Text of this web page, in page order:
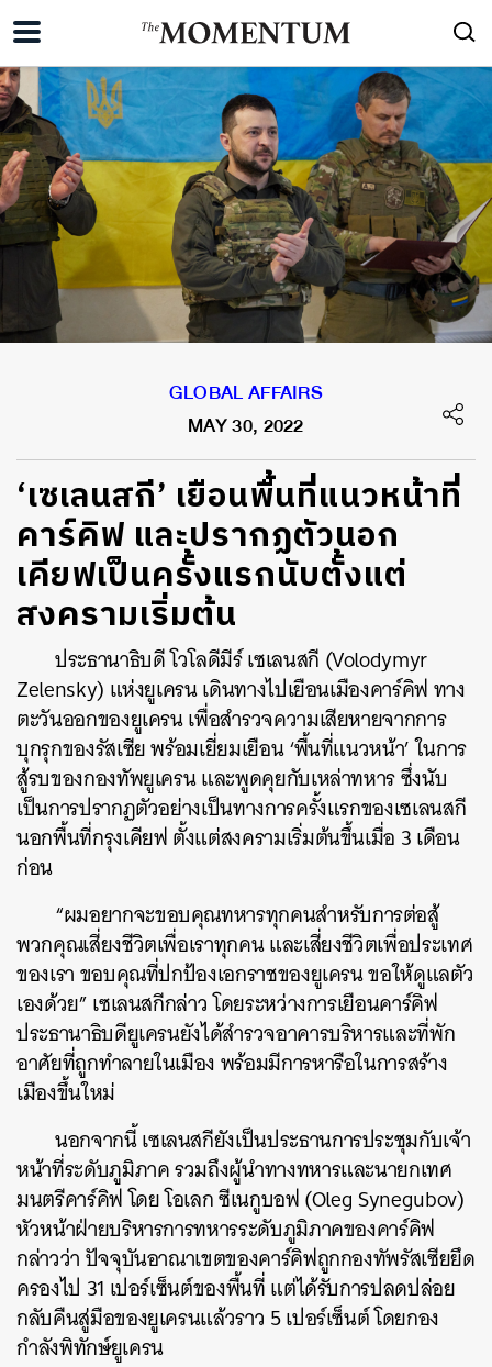
GLOBAL AFFAIRS
MAY 30, 2022
‘เซเลนสกี’ เยือนพื้นที่แนวหน้าที่
คาร์คิฟ และปรากฏตัวนอก
เคียฟเป็นครั้งแรกนับตั้งแต่
สงครามเริ่มต้น
ประธานาธิบดี โวโลดีมีร์ เซเลนสกี (Volodymyr
Zelensky) แห่งยูเครน เดินทางไปเยือนเมืองคาร์คิฟ ทาง
ตะวันออกของยูเครน เพื่อสำรวจความเสียหายจากการ
บุกรุกของรัสเซีย พร้อมเยี่ยมเยือน ‘พื้นที่แนวหน้า’ ในการ
สู้รบของกองทัพยูเครน และพูดคุยกับเหล่าทหาร ซึ่งนับ
เป็นการปรากฏตัวอย่างเป็นทางการครั้งแรกของเซเลนสกี
นอกพื้นที่กรุงเคียฟ ตั้งแต่สงครามเริ่มต้นขึ้นเมื่อ 3 เดือน
ก่อน
“ผมอยากจะขอบคุณทหารทุกคนสำหรับการต่อสู้
พวกคุณเสี่ยงชีวิตเพื่อเราทุกคน และเสี่ยงชีวิตเพื่อประเทศ
ของเรา ขอบคุณที่ปกป้องเอกราชของยูเครน ขอให้ดูแลตัว
เองด้วย” เซเลนสกีกล่าว โดยระหว่างการเยือนคาร์คิฟ
ประธานาธิบดียูเครนยังได้สำรวจอาคารบริหารและที่พัก
อาศัยที่ถูกทำลายในเมือง พร้อมมีการหารือในการสร้าง
เมืองขึ้นใหม่
นอกจากนี้ เซเลนสกียังเป็นประธานการประชุมกับเจ้า
หน้าที่ระดับภูมิภาค รวมถึงผู้นำทางทหารและนายกเทศ
มนตรีคาร์คิฟ โดย โอเลก ซีเนกูบอฟ (Oleg Synegubov)
หัวหน้าฝ่ายบริหารการทหารระดับภูมิภาคของคาร์คิฟ
กล่าวว่า ปัจจุบันอาณาเขตของคาร์คิฟถูกกองทัพรัสเซียยึด
ครองไป 31 เปอร์เซ็นต์ของพื้นที่ แต่ได้รับการปลดปล่อย
กลับคืนสู่มือของยูเครนแล้วราว 5 เปอร์เซ็นต์ โดยกอง
กำลังพิทักษ์ยูเครน